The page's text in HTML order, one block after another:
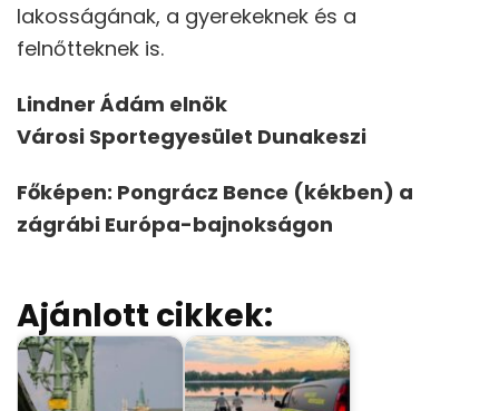
lakosságának, a gyerekeknek és a
felnőtteknek is.
Lindner Ádám elnök
Városi Sportegyesület Dunakeszi
Főképen: Pongrácz Bence (kékben) a
zágrábi Európa-bajnokságon
Ajánlott cikkek: